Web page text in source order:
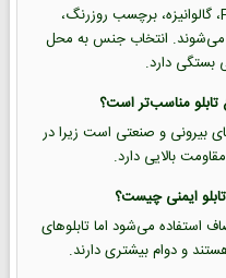
تابلوهای ایمنی معمولاً از متریال PVC، گالوانیزه، برچسب روزرنگ،
انتخاب جنس به محل
دارد.
بیرونی و صنعتی است زیرا در
بالایی دارد.
می‌شود اما تابلوهای